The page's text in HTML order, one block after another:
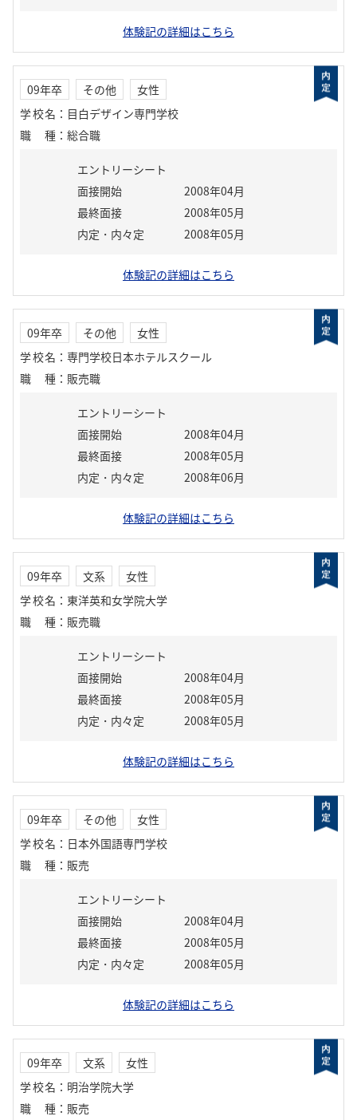
体験記の詳細はこちら
09年卒 その他
女性
学校名 ： 目白デザイン専門学校
職種 ： 総合職
エントリーシート
面接開始
2008年04月
最終面接
2008年05月
内定・内々定
2008年05月
体験記の詳細はこちら
09年卒 その他
女性
学校名 ： 専門学校日本ホテルスクール
職種 ： 販売職
エントリーシート
面接開始
2008年04月
最終面接
2008年05月
内定・内々定
2008年06月
体験記の詳細はこちら
09年卒 文系
女性
学校名 ： 東洋英和女学院大学
職種 ： 販売職
エントリーシート
面接開始
2008年04月
最終面接
2008年05月
内定・内々定
2008年05月
体験記の詳細はこちら
09年卒 その他
女性
学校名 ： 日本外国語専門学校
職種 ： 販売
エントリーシート
面接開始
2008年04月
最終面接
2008年05月
内定・内々定
2008年05月
体験記の詳細はこちら
09年卒 文系
女性
学校名 ： 明治学院大学
職種 ： 販売